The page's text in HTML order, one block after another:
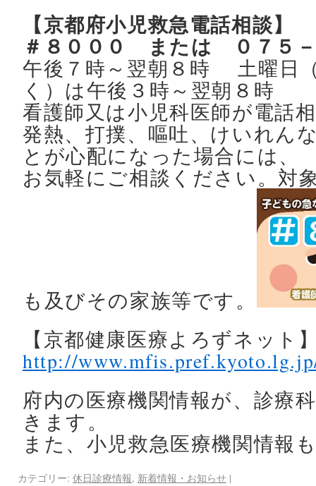
【京都府小児救急電話相談】
＃８０００ または ０７５－
午後７時～翌朝８時 土曜日
く）は午後３時～翌朝８時
看護師又は小児科医師が電話
発熱、打撲、嘔吐、けいれん
とが心配になった場合には、
お気軽にご相談ください。対
も及びその家族等です。
【京都健康医療よろずネット
http://
府内の医療機関情報が、診療
きます。
また、小児救急医療機関情報
カテゴリー: 休日診療情報, 新着情報・お知らせ |